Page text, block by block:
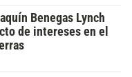
Benegas Lynch
de intereses en el